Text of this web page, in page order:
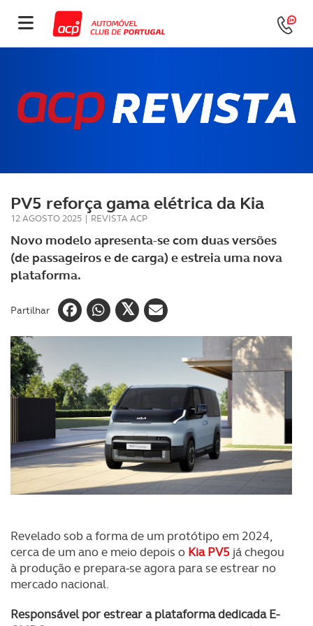
PV5 reforça gama elétrica da Kia
12 AGOSTO 2025 | REVISTA ACP
Novo modelo apresenta-se com duas versões
(de passageiros e de carga) e estreia uma nova
plataforma.
Partilhar
Revelado sob a forma de um protótipo em 2024,
cerca de um ano e meio depois o Kia PV5 já chegou
à produção e prepara-se agora para se estrear no
mercado nacional.
Responsável por estrear a plataforma dedicada E-